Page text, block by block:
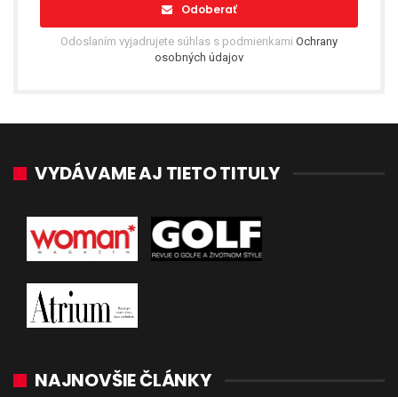
Odoberať
Odoslaním vyjadrujete súhlas s podmienkami Ochrany
osobných údajov
VYDÁVAME AJ TIETO TITULY
NAJNOVŠIE ČLÁNKY